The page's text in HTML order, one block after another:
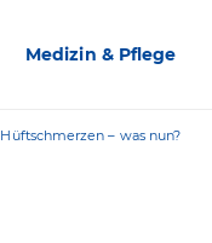
Medizin & Pflege
Hüftschmerzen – was nun?